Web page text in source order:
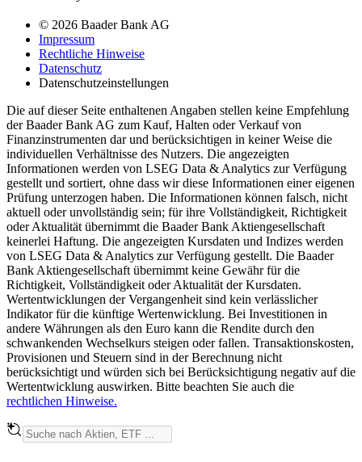
© 2026 Baader Bank AG
Impressum
Rechtliche Hinweise
Datenschutz
Datenschutzeinstellungen
Die auf dieser Seite enthaltenen Angaben stellen keine Empfehlung
der Baader Bank AG zum Kauf, Halten oder Verkauf von
Finanzinstrumenten dar und berücksichtigen in keiner Weise die
individuellen Verhältnisse des Nutzers. Die angezeigten
Informationen werden von LSEG Data & Analytics zur Verfügung
gestellt und sortiert, ohne dass wir diese Informationen einer eigenen
Prüfung unterzogen haben. Die Informationen können falsch, nicht
aktuell oder unvollständig sein; für ihre Vollständigkeit, Richtigkeit
oder Aktualität übernimmt die Baader Bank Aktiengesellschaft
keinerlei Haftung. Die angezeigten Kursdaten und Indizes werden
von LSEG Data & Analytics zur Verfügung gestellt. Die Baader
Bank Aktiengesellschaft übernimmt keine Gewähr für die
Richtigkeit, Vollständigkeit oder Aktualität der Kursdaten.
Wertentwicklungen der Vergangenheit sind kein verlässlicher
Indikator für die künftige Wertenwicklung. Bei Investitionen in
andere Währungen als den Euro kann die Rendite durch den
schwankenden Wechselkurs steigen oder fallen. Transaktionskosten,
Provisionen und Steuern sind in der Berechnung nicht
berücksichtigt und würden sich bei Berücksichtigung negativ auf die
Wertentwicklung auswirken. Bitte beachten Sie auch die
rechtlichen Hinweise.